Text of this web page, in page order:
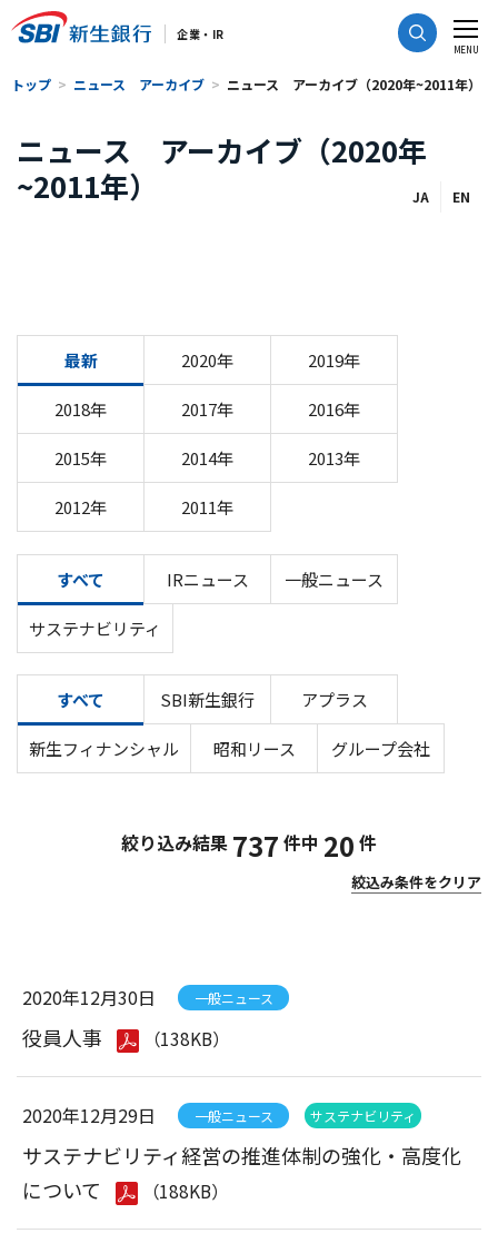
CLOSE
MENU
トップ ニュース アーカイブ ニュース アーカイブ（2020年~2011年）
ニュース アーカイブ（2020年
~2011年）
JA EN
最新 2020年 2019年
2018年 2017年 2016年
2015年 2014年 2013年
2012年 2011年
すべて IRニュース 一般ニュース
サステナビリティ
すべて SBI新生銀行 アプラス
新生フィナンシャル 昭和リース グループ会社
絞込み条件をクリア
絞り込み結果 737 件中 20 件
2020年12月30日 一般ニュース
役員人事 （138KB）
2020年12月29日 一般ニュース サステナビリティ
サステナビリティ経営の推進体制の強化・高度化
について
（188KB）
企業・IR